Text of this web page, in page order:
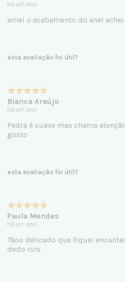
há um ano
amei o acabamento do anel
esta avaliação foi útil?
Bianca Araújo
há um ano
Pedra é suave mas chama
gosto
esta avaliação foi útil?
Paula Mendes
há um ano
Tãoo delicado que fiquei
dedo rsrs